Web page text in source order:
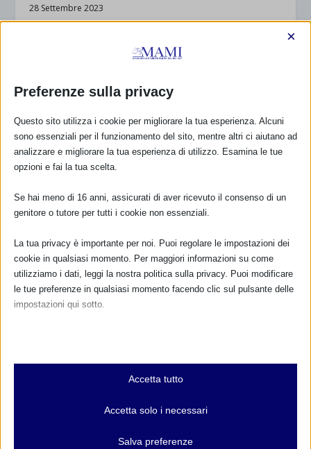
28 Settembre 2023
Preferenze sulla privacy
×
Questo sito utilizza i cookie per migliorare la tua esperienza. Alcuni
sono essenziali per il funzionamento del sito, mentre altri ci aiutano ad
analizzare e migliorare la tua esperienza di utilizzo. Esamina le tue
opzioni e fai la tua scelta.
Se hai meno di 16 anni, assicurati di aver ricevuto il consenso di un
genitore o tutore per tutti i cookie non essenziali.
La tua privacy è importante per noi. Puoi regolare le impostazioni dei
cookie in qualsiasi momento. Per maggiori informazioni su come
utilizziamo i dati, leggi la nostra politica sulla privacy. Puoi modificare
le tue preferenze in qualsiasi momento facendo clic sul pulsante delle
impostazioni qui sotto.
Essenziali
I cookie e i servizi essenziali abilitano le funzioni di base e sono
e servizi non richiedono il consenso dell'utente secondo il GDPR.
Accetta tutto
Accetta solo i necessari
Salva preferenze